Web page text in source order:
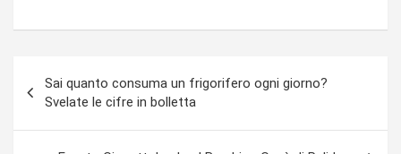
articoli
Sai quanto consuma un frigorifero ogni giorno?
Svelate le cifre in bolletta